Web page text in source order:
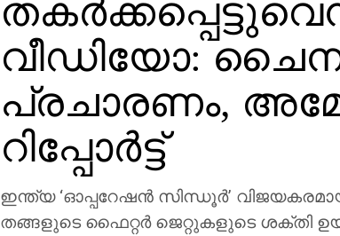
വീഡിയോ:
പ്രചാരണം,
റിപ്പോര്‍ട്ട്
ഇന്ത്യ ‘ഓപ്പറേഷന്‍ സിന്ധൂര്‍’
തങ്ങളുടെ ഫൈറ്റര്‍ ജെറ്റുകളുടെ ശക്തി